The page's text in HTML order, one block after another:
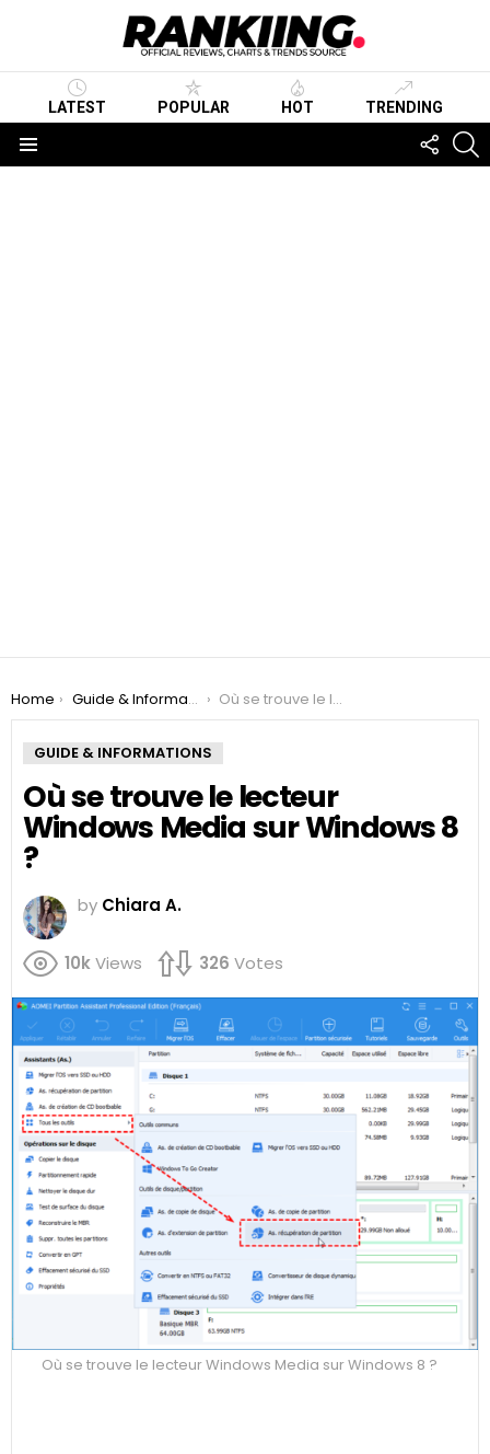
LATEST POPULAR HOT TRENDING
US
You are here:
Home Guide & Informations Où se trouve le lecteur Windows Media sur Windows 8 ?
GUIDE & INFORMATIONS
Où se trouve le lecteur
Windows Media sur Windows 8
?
by Chiara A.
10kViews 326 Votes
Où se trouve le lecteur Windows Media sur Windows 8 ?